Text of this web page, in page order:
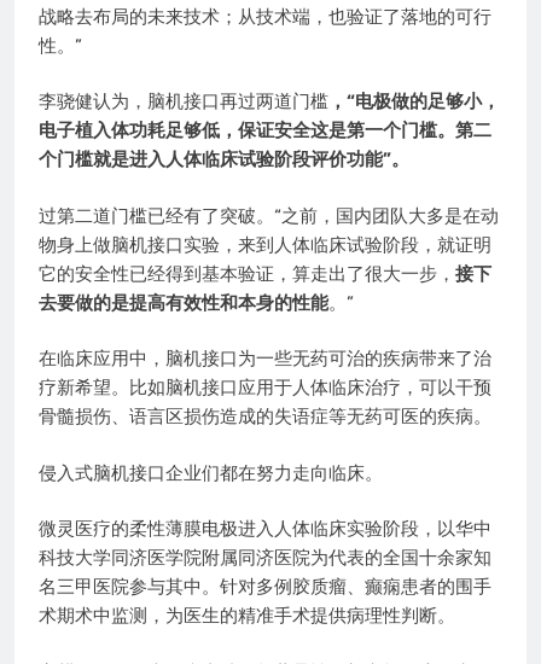
战略去布局的未来技术；从技术端，也验证了落地的可行
性。”
李骁健认为，脑机接口再过两道门槛 ，“电极做的足够小，
电子植入体功耗足够低，保证安全这是第一个门槛。第二
个门槛就是进入人体临床试验阶段评价功能”。
过第二道门槛已经有了突破。“之前，国内团队大多是在动
物身上做脑机接口实验，来到人体临床试验阶段，就证明
它的安全性已经得到基本验证，算走出了很大一步， 接下
去要做的是提高有效性和本身的性能。”
在临床应用中，脑机接口为一些无药可治的疾病带来了治
疗新希望。比如脑机接口应用于人体临床治疗，可以干预
骨髓损伤、语言区损伤造成的失语症等无药可医的疾病。
侵入式脑机接口企业们都在努力走向临床。
微灵医疗的柔性薄膜电极进入人体临床实验阶段，以华中
科技大学同济医学院附属同济医院为代表的全国十余家知
名三甲医院参与其中。针对多例胶质瘤、癫痫患者的围手
术期术中监测，为医生的精准手术提供病理性判断。